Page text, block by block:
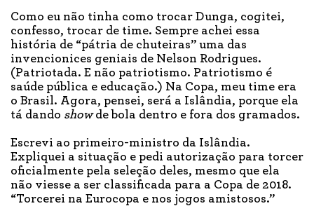
Como eu não tinha como trocar Dunga, cogitei,
confesso, trocar de time. Sempre achei essa
história de “pátria de chuteiras” uma das
invencionices geniais de Nelson Rodrigues.
(Patriotada. E não patriotismo. Patriotismo é
saúde pública e educação.) Na Copa, meu time era
o Brasil. Agora, pensei, será a Islândia, porque ela
tá dando showde bola dentro e fora dos gramados.
Escrevi ao primeiro-ministro da Islândia.
Expliquei a situação e pedi autorização para torcer
oficialmente pela seleção deles, mesmo que ela
não viesse a ser classificada para a Copa de 2018.
“Torcerei na Eurocopa e nos jogos amistosos.”